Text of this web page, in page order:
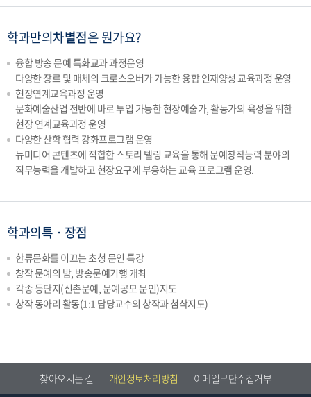
학과만의차별점은 뭔가요?
융합 방송 문예 특화교과 과정운영
다양한 장르 및 매체의 크로스오버가 가능한 융합 인재양성 교육과정 운영
현장연계교육과정 운영
문화예술산업 전반에 바로 투입 가능한 현장예술가, 활동가의 육성을 위한
현장 연계교육과정 운영
다양한 산학 협력 강화프로그램 운영
뉴미디어 콘텐츠에 적합한 스토리 텔링 교육을 통해 문예창작능력 분야의
직무능력을 개발하고 현장요구에 부응하는 교육 프로그램 운영.
학과의특ㆍ장점
한류문화를 이끄는 초청 문인 특강
창작 문예의 밤, 방송문예기행 개최
각종 등단지(신촌문예, 문예공모 문인)지도
창작 동아리 활동(1:1 담당교수의 창작과 첨삭지도)
찾아오시는 길 개인정보처리방침 이메일무단수집거부